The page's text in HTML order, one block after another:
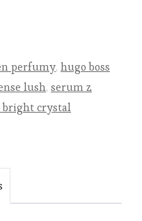
perfumy, hugo boss
lush, serum z
bright crystal